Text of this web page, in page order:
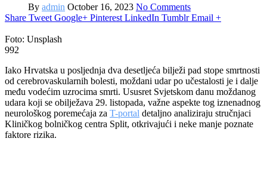
By admin October 16, 2023 No Comments
Share Tweet Google+ Pinterest LinkedIn Tumblr Email +
Foto: Unsplash
992
Iako Hrvatska u posljednja dva desetljeća bilježi pad stope smrtnosti
od cerebrovaskularnih bolesti, moždani udar po učestalosti je i dalje
među vodećim uzrocima smrti. Ususret Svjetskom danu moždanog
udara koji se obilježava 29. listopada, važne aspekte tog iznenadnog
neurološkog poremećaja za T-portal detaljno analiziraju stručnjaci
Kliničkog bolničkog centra Split, otkrivajući i neke manje poznate
faktore rizika.